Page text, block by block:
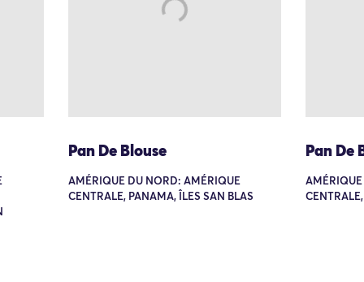
Pan De Blouse
AMÉRIQUE DU NORD: AMÉRIQUE
CENTRALE, PANAMA, ÎLES SAN BLAS
Pan De